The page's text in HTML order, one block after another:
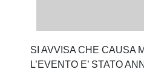
SI AVVISA CHE CAUSA
L’EVENTO E’ STATO